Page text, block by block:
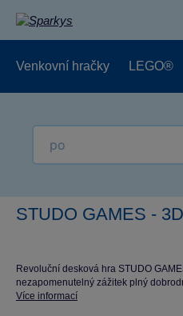
Venkovní hračky LEGO®
STUDO GAMES -
Revoluční desková hra STUDO
nezapomenutelný zážitek plný
Více informací